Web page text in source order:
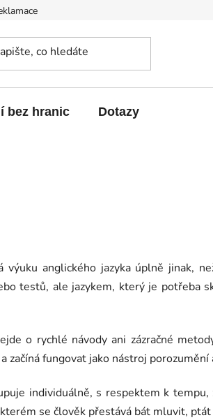
bez hranic Dotazy
anglického jazyka úplně jinak,
testů, ale jazykem, který je potřeba
o rychlé návody ani zázračné
fungovat jako nástroj porozumění
individuálně, s respektem k tempu,
se člověk přestává bát mluvit, ptát